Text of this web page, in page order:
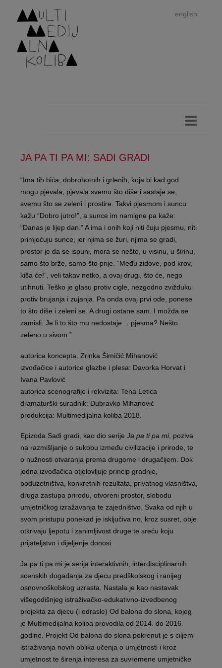
english
JA PA TI PA MI: SADI GRADI
“Ima tih bića, dobrohotnih i grlenih, koja bi kad god
mogu pjevala, pjevala svemu što diše i sastaje se,
svemu što se zeleni i prostire. Takvi pjesmom i suncu
kažu “Dobro jutro!”, a sunce im namigne pa kaže:
“Danas je lijep dan.” A ima i onih koji niti čuju pjesmu, niti
primjećuju sunce, jer njima se žuri, njima se gradi,
prostor je da se ispuni, mora se nešto, u visinu, u širinu,
samo što brže, samo što prije. “Među zidove, pod krov,
kiša će!”, veli takav netko, a ovaj drugi, što će, nego
utihnuti. Teško je glasu protiv cigle, nezgodno zvižduku
protiv brujanja i zujanja. Pa onda ovaj prvi ode, ponese
to što diše i zeleni se. A drugi ostane sam. I možda se
zamisli. Je li to što mu nedostaje… pjesma? Nešto
zeleno u sivom.”
autorica koncepta: Zrinka Šimičić Mihanović
izvođačice i autorice glazbe i plesa: Davorka Horvat i
Ivana Pavlović
autorica scenografije i rekvizita: Tena Letica
dramaturški suradnik: Dubravko Mihanović
produkcija: Multimedijalna koliba 2018.
Epizoda Sadi gradi, kao dio serije Ja pa ti pa mi, poziva
na razmišljanje o sukobu između civilizacije i prirode, te
o nužnosti otvaranja prema drugome i drugačijem. Dok
jedna izvođačica otjelovljuje princip gradnje,
poduzetništva, konkretnih rezultata, privatnog vlasništva,
druga zastupa prirodu, otvoreni prostor, slobodu
umjetničkog izražavanja te zajedništvo. Svaka od njih u
svom pristupu ponekad je isključiva no, kroz susret, obje
otkrivaju ljepotu i zanimljivost druge te sreću koju
prijateljstvo i dijeljenje donosi.
Ja pa ti pa mi je serija interaktivnih, interdisciplinarnih
scenskih događanja za djecu predškolskog i ranijeg
osnovnoškolskog uzrasta. Nastala je kao nastavak
višegodišnjeg istraživačko-edukativno-izvedbenog
projekta za djecu (i odrasle) Od balona do slona, kojeg
je Multimedijalna koliba provodila od 2014. do 2016.
godine. Projekt Od balona do slona pokrenut je s ciljem
istraživanja novih oblika učenja o umjetnosti i kroz
umjetnost te širenja interesa za suvremene umjetničke